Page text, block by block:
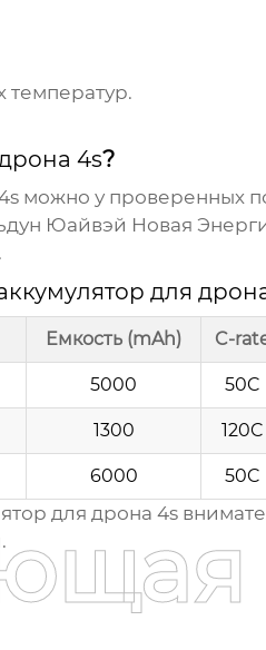
температур.
4s?
можно у проверенных
Юайвэй Новая
.
для
Емкость (mAh) C-
5000 50C
1300 120C
6000 50C
для дрона 4s